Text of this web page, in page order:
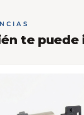
te puede